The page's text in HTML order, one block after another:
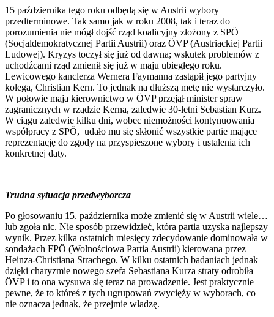
15 października tego roku odbędą się w Austrii wybory
przedterminowe. Tak samo jak w roku 2008, tak i teraz do
porozumienia nie mógł dojść rząd koalicyjny złożony z SPÖ
(Socjaldemokratycznej Partii Austrii) oraz ÖVP (Austriackiej Partii
Ludowej). Kryzys toczył się już od dawna; wskutek problemów z
uchodźcami rząd zmienił się już w maju ubiegłego roku.
Lewicowego kanclerza Wernera Faymanna zastąpił jego partyjny
kolega, Christian Kern. To jednak na dłuższą metę nie wystarczyło.
W połowie maja kierownictwo w ÖVP przejął minister spraw
zagranicznych w rządzie Kerna, zaledwie 30-letni Sebastian Kurz.
W ciągu zaledwie kilku dni, wobec niemożności kontynuowania
współpracy z SPÖ, udało mu się skłonić wszystkie partie mające
reprezentację do zgody na przyspieszone wybory i ustalenia ich
konkretnej daty.
Trudna sytuacja przedwyborcza
Po głosowaniu 15. października może zmienić się w Austrii wiele…
lub zgoła nic. Nie sposób przewidzieć, która partia uzyska najlepszy
wynik. Przez kilka ostatnich miesięcy zdecydowanie dominowała w
sondażach FPÖ (Wolnościowa Partia Austrii) kierowana przez
Heinza-Christiana Strachego. W kilku ostatnich badaniach jednak
dzięki charyzmie nowego szefa Sebastiana Kurza straty odrobiła
ÖVP i to ona wysuwa się teraz na prowadzenie. Jest praktycznie
pewne, że to któreś z tych ugrupowań zwycięży w wyborach, co
nie oznacza jednak, że przejmie władzę.